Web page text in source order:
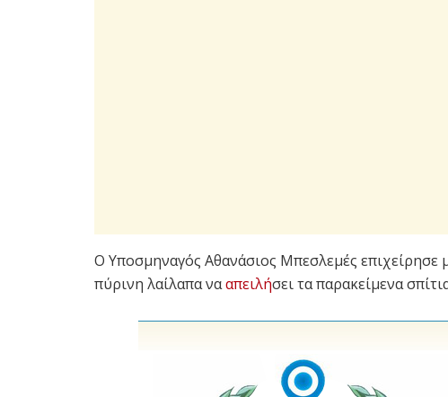
Ο Υποσμηναγός Αθανάσιος Μπεσλεμές επιχείρησε
πύρινη λαίλαπα νααπειλήσει τα παρακείμενα